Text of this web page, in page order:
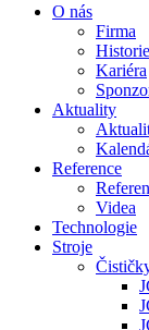
O nás
Firma
Historie
Kariéra
Aktuality
Reference
Videa
Technologie
Stroje